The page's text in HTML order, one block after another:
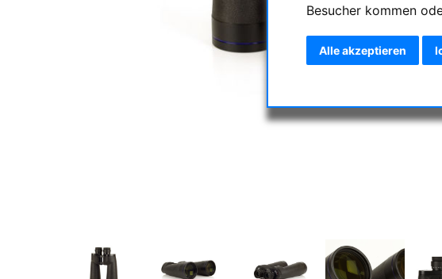
Besucher kommen
Alle akzeptieren